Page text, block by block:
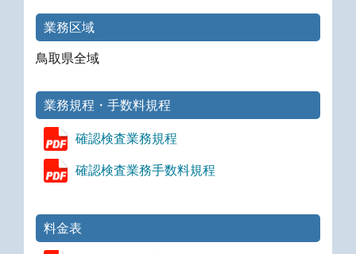
業務区域
鳥取県全域
業務規程・手数料規程
確認検査業務規程
確認検査業務手数料規程
料金表